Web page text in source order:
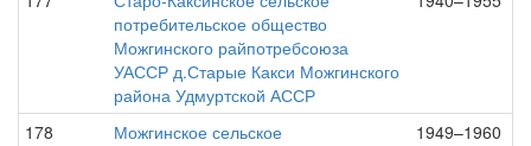
потребительское общество
Можгинского райпотребсоюза
УАССР д.Старые Какси Можгинского
района Удмуртской АССР
178
Можгинское сельское
1949–1960